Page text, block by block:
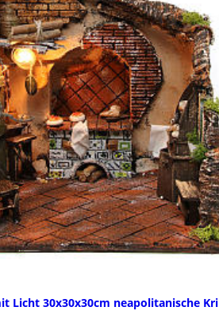
Licht 30x30x30cm neapolitanische